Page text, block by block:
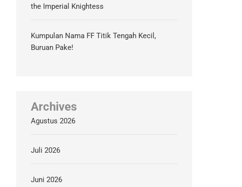
the Imperial Knightess
Kumpulan Nama FF Titik Tengah Kecil,
Buruan Pake!
Archives
Agustus 2026
Juli 2026
Juni 2026